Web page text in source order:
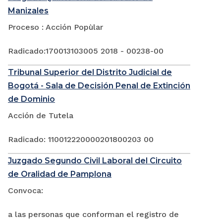
Manizales
Proceso : Acción Popùlar
Radicado:170013103005 2018 - 00238-00
Tribunal Superior del Distrito Judicial de
Bogotá - Sala de Decisión Penal de Extinción
de Dominio
Acción de Tutela
Radicado: 110012220000201800203 00
Juzgado Segundo Civil Laboral del Circuito
de Oralidad de Pamplona
Convoca:
a las personas que conforman el registro de